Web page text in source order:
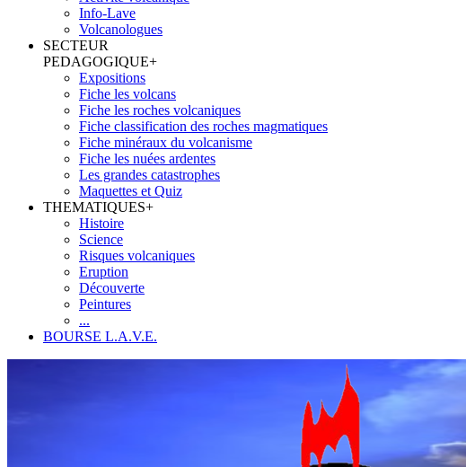
Info-Lave
Volcanologues
SECTEUR
PEDAGOGIQUE+
Expositions
Fiche les volcans
Fiche les roches volcaniques
Fiche classification des roches magmatiques
Fiche minéraux du volcanisme
Fiche les nuées ardentes
Les grandes catastrophes
Maquettes et Quiz
THEMATIQUES+
Histoire
Science
Risques volcaniques
Eruption
Découverte
Peintures
...
BOURSE L.A.V.E.